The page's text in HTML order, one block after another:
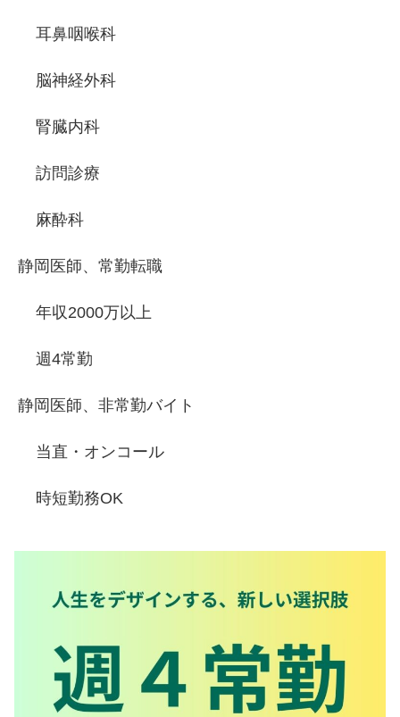
耳鼻咽喉科
脳神経外科
腎臓内科
訪問診療
麻酔科
静岡医師、常勤転職
年収2000万以上
週4常勤
静岡医師、非常勤バイト
当直・オンコール
時短勤務OK